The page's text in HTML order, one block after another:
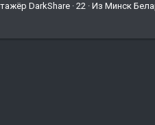
DarkShare · 22 · Из Минск